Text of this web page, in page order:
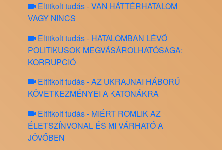
Eltitkolt tudás - VAN HÁTTÉRHATALOM
VAGY NINCS
Eltitkolt tudás - HATALOMBAN LÉVŐ
POLITIKUSOK MEGVÁSÁROLHATÓSÁGA:
KORRUPCIÓ
Eltitkolt tudás - AZ UKRAJNAI HÁBORÚ
KÖVETKEZMÉNYEI A KATONÁKRA
Eltitkolt tudás - MIÉRT ROMLIK AZ
ÉLETSZÍNVONAL ÉS MI VÁRHATÓ A
JÖVŐBEN